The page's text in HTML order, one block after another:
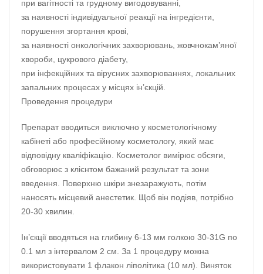
при вагітності та грудному вигодовуванні,
за наявності індивідуальної реакції на інгредієнти,
порушення згортання крові,
за наявності онкологічних захворювань, жовчнокам’яної
хвороби, цукрового діабету,
при інфекційних та вірусних захворюваннях, локальних
запальних процесах у місцях ін’єкцій.
Проведення процедури
Препарат вводиться виключно у косметологічному
кабінеті або професійному косметологу, який має
відповідну кваліфікацію. Косметолог вимірює обсяги,
обговорює з клієнтом бажаний результат та зони
введення. Поверхню шкіри знезаражують, потім
наносять місцевий анестетик. Щоб він подіяв, потрібно
20-30 хвилин.
Ін’єкції вводяться на глибину 6-13 мм голкою 30-31G по
0.1 мл з інтервалом 2 см. За 1 процедуру можна
використовувати 1 флакон ліполітика (10 мл). Виняток